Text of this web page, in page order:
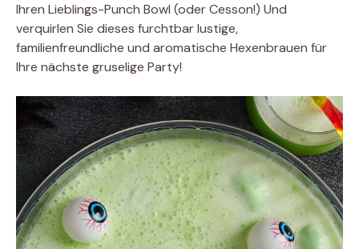
Ihren Lieblings-Punch Bowl (oder Cesson!) Und
verquirlen Sie dieses furchtbar lustige,
familienfreundliche und aromatische Hexenbrauen für
Ihre nächste gruselige Party!